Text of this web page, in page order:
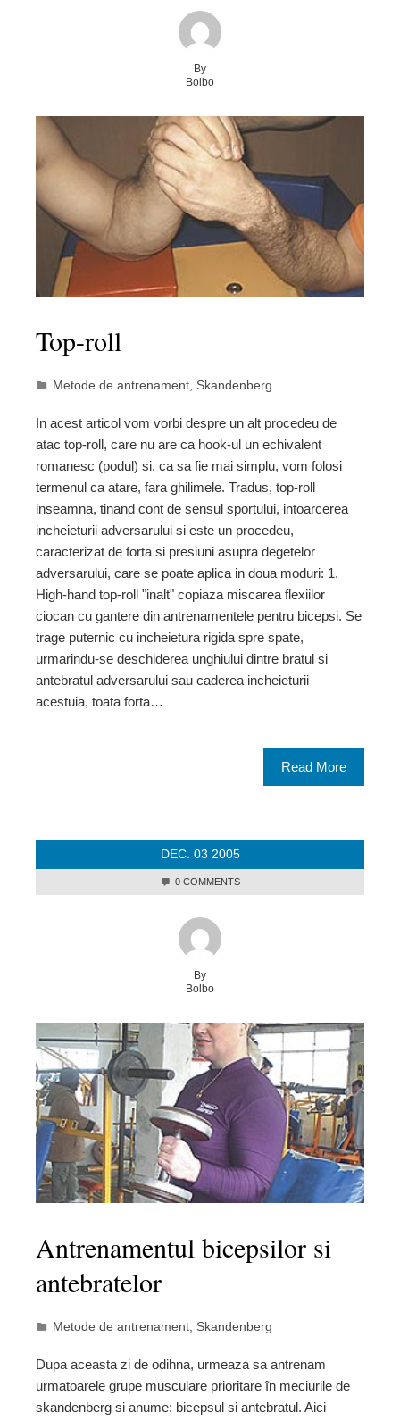
By
Bolbo
Top-roll
Metode de antrenament Skandenberg
In acest articol vom vorbi despre un alt procedeu de
atac top-roll, care nu are ca hook-ul un echivalent
romanesc (podul) si, ca sa fie mai simplu, vom folosi
termenul ca atare, fara ghilimele. Tradus, top-roll
inseamna, tinand cont de sensul sportului, intoarcerea
incheieturii adversarului si este un procedeu,
caracterizat de forta si presiuni asupra degetelor
adversarului, care se poate aplica in doua moduri: 1.
High-hand top-roll "inalt" copiaza miscarea flexiilor
ciocan cu gantere din antrenamentele pentru bicepsi. Se
trage puternic cu incheietura rigida spre spate,
urmarindu-se deschiderea unghiului dintre bratul si
antebratul adversarului sau caderea incheieturii
acestuia, toata forta…
Read More
DEC. 03 2005
0 COMMENTS
By
Bolbo
Antrenamentul bicepsilor si
antebratelor
Metode de antrenament, Skandenberg
Dupa aceasta zi de odihna, urmeaza sa antrenam
urmatoarele grupe musculare prioritare în meciurile de
skandenberg si anume: bicepsul si antebratul. Aici